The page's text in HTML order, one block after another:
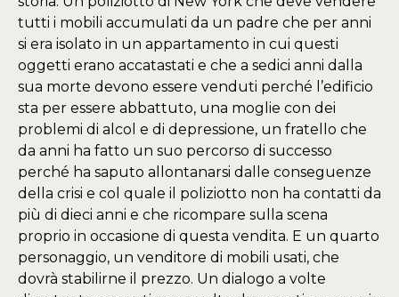
tutti i mobili accumulati da un padre che per anni
si era isolato in un appartamento in cui questi
oggetti erano accatastati e che a sedici anni dalla
sua morte devono essere venduti perché l’edificio
sta per essere abbattuto, una moglie con dei
problemi di alcol e di depressione, un fratello che
da anni ha fatto un suo percorso di successo
perché ha saputo allontanarsi dalle conseguenze
della crisi e col quale il poliziotto non ha contatti da
più di dieci anni e che ricompare sulla scena
proprio in occasione di questa vendita. E un quarto
personaggio, un venditore di mobili usati, che
dovrà stabilirne il prezzo. Un dialogo a volte